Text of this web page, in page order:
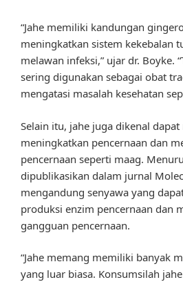
“Jahe memiliki kandungan
meningkatkan sistem kekebalan
melawan infeksi,” ujar dr. Boyke.
sering digunakan sebagai obat
mengatasi masalah kesehatan
Selain itu, jahe juga dikenal
meningkatkan pencernaan dan
pencernaan seperti maag.
dipublikasikan dalam jurnal
mengandung senyawa yang
produksi enzim pencernaan dan
gangguan pencernaan.
“Jahe memang memiliki banyak
yang luar biasa. Konsumsilah